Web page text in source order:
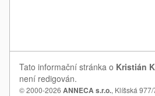
Tato informační stránka o Kristián
není redigován.
© 2000-2026 ANNECA s.r.o., Klíšská